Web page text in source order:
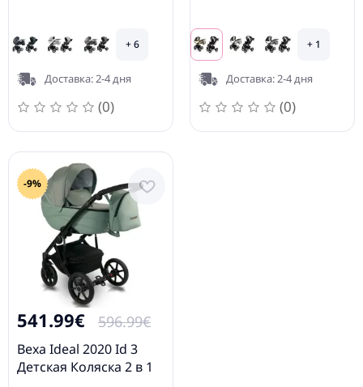
+ 6
Доставка: 2-4 дня
(0)
+ 1
Доставка: 2-4 дня
(0)
-9%
541.99€ 596.99€
Bexa Ideal 2020 Id 3
Детская Коляска 2 в 1